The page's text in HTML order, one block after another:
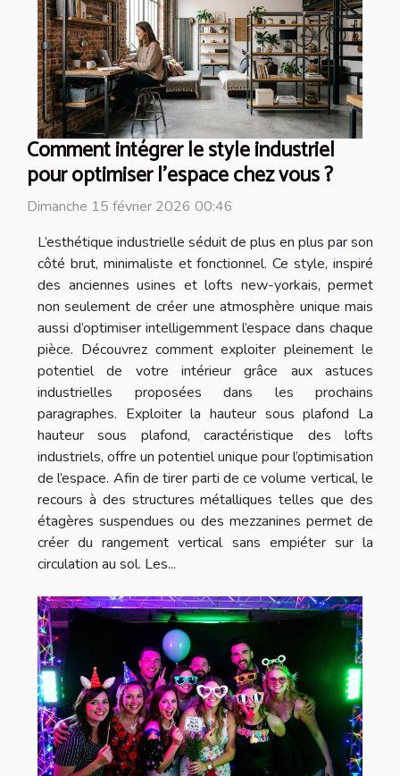
Comment intégrer le style industriel
pour optimiser l'espace chez vous ?
Dimanche 15 février 2026 00:46
L’esthétique industrielle séduit de plus en plus par son
côté brut, minimaliste et fonctionnel. Ce style, inspiré
des anciennes usines et lofts new-yorkais, permet
non seulement de créer une atmosphère unique mais
aussi d’optimiser intelligemment l’espace dans chaque
pièce. Découvrez comment exploiter pleinement le
potentiel de votre intérieur grâce aux astuces
industrielles proposées dans les prochains
paragraphes. Exploiter la hauteur sous plafond La
hauteur sous plafond, caractéristique des lofts
industriels, offre un potentiel unique pour l’optimisation
de l’espace. Afin de tirer parti de ce volume vertical, le
recours à des structures métalliques telles que des
étagères suspendues ou des mezzanines permet de
créer du rangement vertical sans empiéter sur la
circulation au sol. Les...